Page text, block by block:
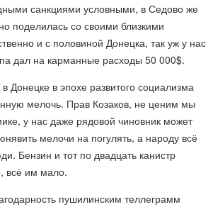
санкциями условными, в Седово же
поделилась со своими близкими
и с половиной Донецка, так уж у нас
дал на карманные расходы 50 000$.
Донецке в эпохе развитого социализма
мелочь. Прав Козаков, не ценим мы
у нас даже рядовой чиновник может
мелочи на погулять, а народу всё
Бензин и тот по двадцать канистр
всё им мало.
пушилинским теллеграмм